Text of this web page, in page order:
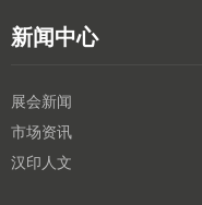
新闻中心
展会新闻
市场资讯
汉印人文